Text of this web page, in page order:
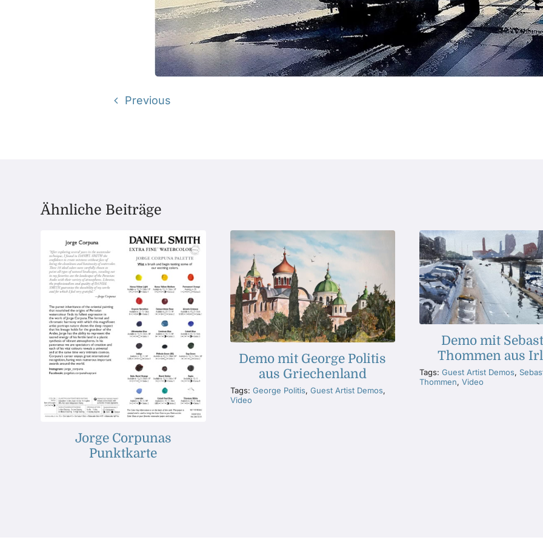
Previous
Ähnliche Beiträge
Jorge Corpunas
Punktkarte
Demo mit George Politis
aus Griechenland
Tags: George Politis, Guest Artist Demos,
Video
Demo mit
Thommen aus
Tags: Guest Artist Demos,
Thommen, Video